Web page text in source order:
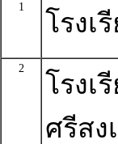
1
โรงเ
2
โรงเ
ศรีสง